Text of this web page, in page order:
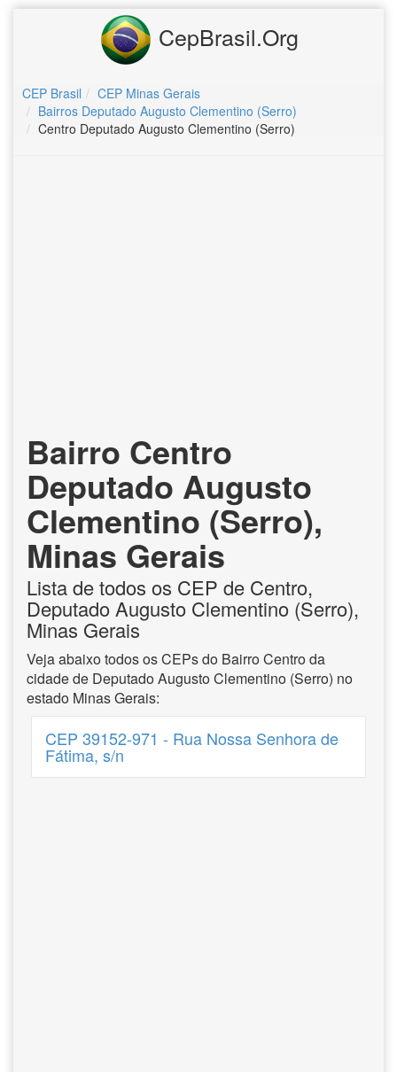
CepBrasil.Org
CEP Brasil
CEP Minas Gerais
Bairros Deputado Augusto Clementino (Serro)
Centro Deputado Augusto Clementino (Serro)
Bairro Centro
Deputado Augusto
Clementino (Serro),
Minas Gerais
Lista de todos os CEP de Centro,
Deputado Augusto Clementino (Serro),
Minas Gerais
Veja abaixo todos os CEPs do Bairro Centro da
cidade de Deputado Augusto Clementino (Serro) no
estado Minas Gerais:
CEP 39152-971 - Rua Nossa Senhora de
Fátima, s/n